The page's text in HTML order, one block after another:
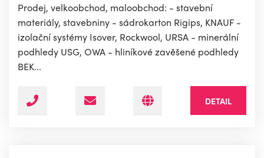
Prodej, velkoobchod, maloobchod: - stavební
materiály, stavebniny - sádrokarton Rigips, KNAUF -
izolační systémy Isover, Rockwool, URSA - minerální
podhledy USG, OWA - hliníkové zavěšené podhledy
BEK...
DETAIL